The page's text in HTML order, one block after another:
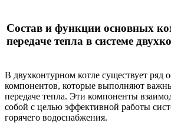
Состав и функции основных
передаче тепла в системе
В двухконтурном котле существует ряд
компонентов, которые выполняют
передаче тепла. Эти компоненты
собой с целью эффективной работы
горячего водоснабжения.